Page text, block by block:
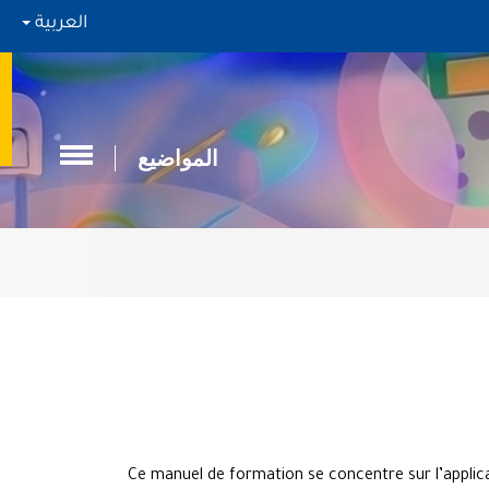
العربية
المواضيع
Ce manuel de formation se concentre sur